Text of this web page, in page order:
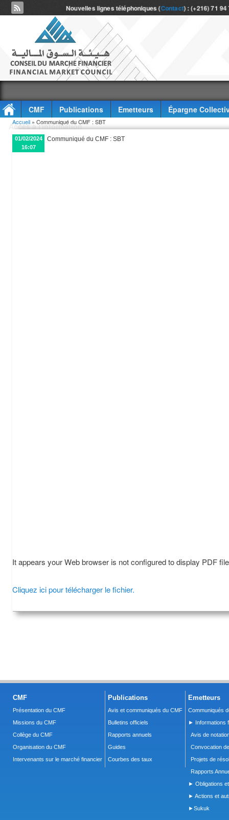
Nouvelles lignes téléphoniques (Contact) : (+216) 71
CMF Publications Emetteurs
Épargne
Accès à l'information
Vous êtes ici
Accueil » Communiqué du CMF : SBT
01/02/2024
16:07
Communiqué du CMF : SBT
It appears your Web browser is not configured to display PDF
Cliquez ici pour télécharger le fichier.
CMF
Présentation du CMF
Missions du CMF
Collège du CMF
Organisation du CMF
Intervenants sur le marché financier
Publications
Avis et communiqués du CMF
Bulletins officiels
Rapports annuels
Guides
Courbes des taux
Emetteurs
Communiqués
► Informations
Avis de
Convocation
Projets de
Rapports
► Obligations
► Actions et
►Sukuk